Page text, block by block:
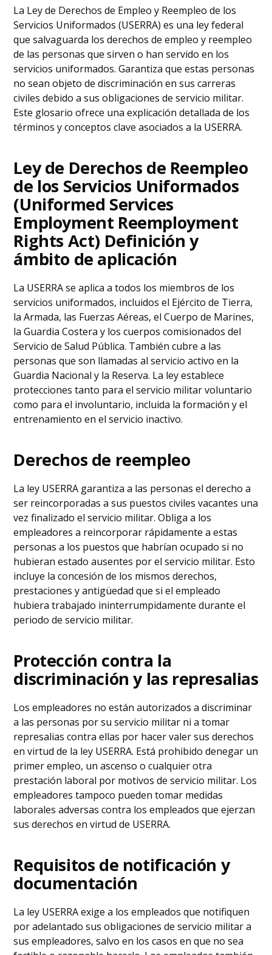
La Ley de Derechos de Empleo y Reempleo de los
Servicios Uniformados (USERRA) es una ley federal
que salvaguarda los derechos de empleo y reempleo
de las personas que sirven o han servido en los
servicios uniformados. Garantiza que estas personas
no sean objeto de discriminación en sus carreras
civiles debido a sus obligaciones de servicio militar.
Este glosario ofrece una explicación detallada de los
términos y conceptos clave asociados a la USERRA.
Ley de Derechos de Reempleo
de los Servicios Uniformados
(Uniformed Services
Employment Reemployment
Rights Act) Definición y
ámbito de aplicación
La USERRA se aplica a todos los miembros de los
servicios uniformados, incluidos el Ejército de Tierra,
la Armada, las Fuerzas Aéreas, el Cuerpo de Marines,
la Guardia Costera y los cuerpos comisionados del
Servicio de Salud Pública. También cubre a las
personas que son llamadas al servicio activo en la
Guardia Nacional y la Reserva. La ley establece
protecciones tanto para el servicio militar voluntario
como para el involuntario, incluida la formación y el
entrenamiento en el servicio inactivo.
Derechos de reempleo
La ley USERRA garantiza a las personas el derecho a
ser reincorporadas a sus puestos civiles vacantes una
vez finalizado el servicio militar. Obliga a los
empleadores a reincorporar rápidamente a estas
personas a los puestos que habrían ocupado si no
hubieran estado ausentes por el servicio militar. Esto
incluye la concesión de los mismos derechos,
prestaciones y antigüedad que si el empleado
hubiera trabajado ininterrumpidamente durante el
periodo de servicio militar.
Protección contra la
discriminación y las represalias
Los empleadores no están autorizados a discriminar
a las personas por su servicio militar ni a tomar
represalias contra ellas por hacer valer sus derechos
en virtud de la ley USERRA. Está prohibido denegar un
primer empleo, un ascenso o cualquier otra
prestación laboral por motivos de servicio militar. Los
empleadores tampoco pueden tomar medidas
laborales adversas contra los empleados que ejerzan
sus derechos en virtud de USERRA.
Requisitos de notificación y
documentación
La ley USERRA exige a los empleados que notifiquen
por adelantado sus obligaciones de servicio militar a
sus empleadores, salvo en los casos en que no sea